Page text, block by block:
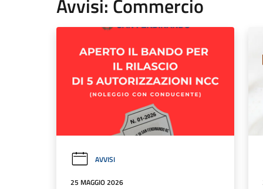
Avvisi: Commercio
AVVISI
25 MAGGIO 2026